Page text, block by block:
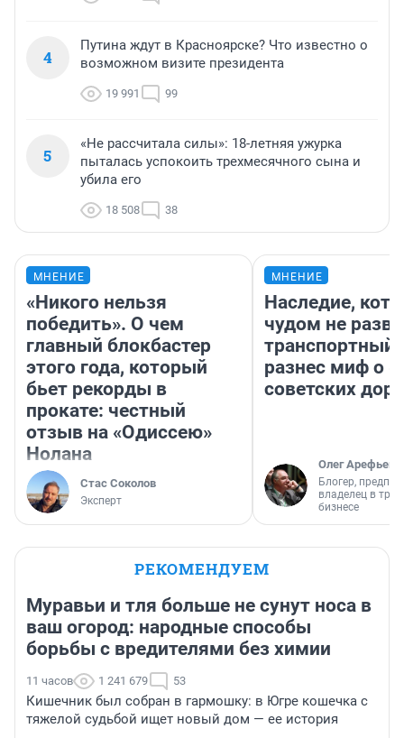
4
Путина ждут в Красноярске? Что известно о
возможном визите президента
19 991 99
5
«Не рассчитала силы»: 18-летняя ужурка
пыталась успокоить трехмесячного сына и
убила его
18 508 38
МНЕНИЕ
«Никого нельзя
победить». О чем
главный блокбастер
этого года, который
бьет рекорды в
прокате: честный
отзыв на «Одиссею»
Нолана
Стас Соколов
Эксперт
МНЕНИЕ
Наследие,
чудом не
транспортный
разнес миф о
советских
Олег Арефьев
Блогер,
владелец в
бизнесе
РЕКОМЕНДУЕМ
Муравьи и тля больше не сунут носа в
ваш огород: народные способы
борьбы с вредителями без химии
11 часов 1 241 679 53
Кишечник был собран в гармошку: в Югре кошечка с
тяжелой судьбой ищет новый дом — ее история